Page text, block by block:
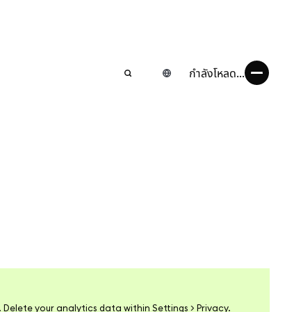
กำลังโหลด...
your analytics data within Settings > Privacy.